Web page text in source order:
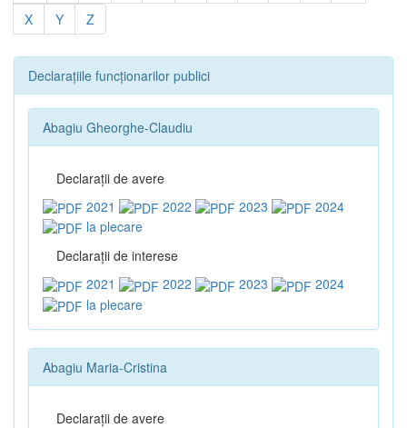
X
Y Z
Declarațiile funcționarilor publici
Abagiu Gheorghe-Claudiu
Declaraţii de avere
2021
2022 2023
2024
la plecare
Declaraţii de interese
2021
2022 2023
2024
la plecare
Abagiu Maria-Cristina
Declaraţii de avere